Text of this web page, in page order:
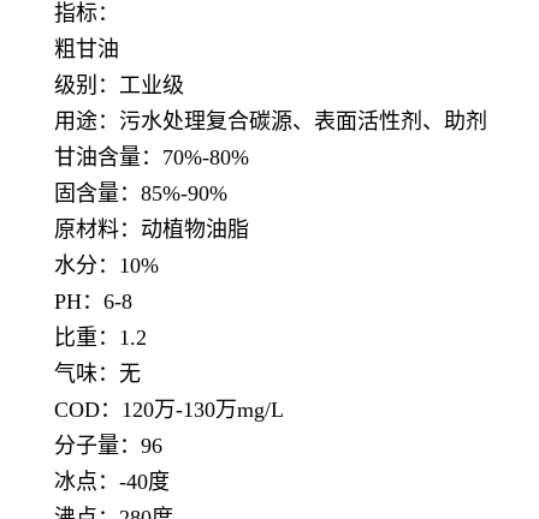
指标：
粗甘油
级别：工业级
用途：污水处理复合碳源、表面活性剂、助剂
甘油含量：70%-80%
固含量：85%-90%
原材料：动植物油脂
水分：10%
PH：6-8
比重：1.2
气味：无
COD：120万-130万mg/L
分子量：96
冰点：-40度